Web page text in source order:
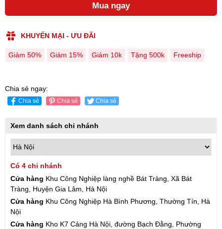
Mua ngay
KHUYẾN MẠI - ƯU ĐÃI
Giảm 50% Giảm 15% Giảm 10k Tặng 500k Freeship
Chia sẻ ngay:
Chia sẻ Chia sẻ Chia sẻ
Xem danh sách chi nhánh
Có 4 chi nhánh
Cửa hàng Khu Công Nghiệp làng nghề Bát Tràng, Xã Bát
Tràng, Huyện Gia Lâm, Hà Nội
Cửa hàng Khu Công Nghiệp Hà Bình Phương, Thường Tín, Hà
Nội
Cửa hàng Kho K7 Cảng Hà Nội, đường Bạch Đằng, Phường